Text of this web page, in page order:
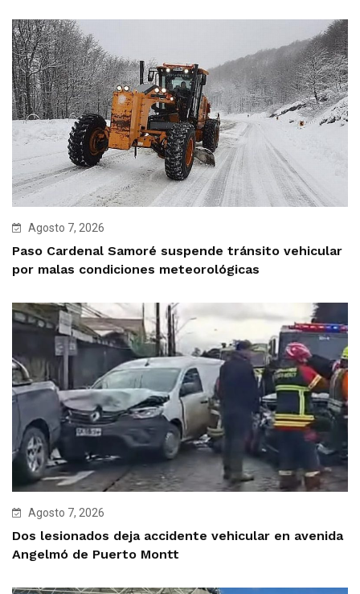
Agosto 7, 2026
Paso Cardenal Samoré suspende tránsito vehicular
por malas condiciones meteorológicas
Agosto 7, 2026
Dos lesionados deja accidente vehicular en avenida
Angelmó de Puerto Montt